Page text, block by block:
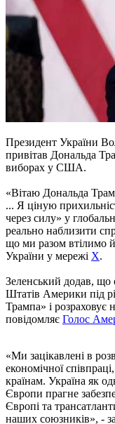
Президент України
привітав Дональда
виборах у США.
«Вітаю Дональда
... Я ціную
через силу» у
реально наблизити
що ми разом втілимо
України у мережі Х.
Зеленський додав, що
Штатів Америки під
Трампа» і
повідомляє Голос
«Ми зацікавлені в
економічної
країнам. Україна як
Європи прагне
Європі та
наших союзників», -